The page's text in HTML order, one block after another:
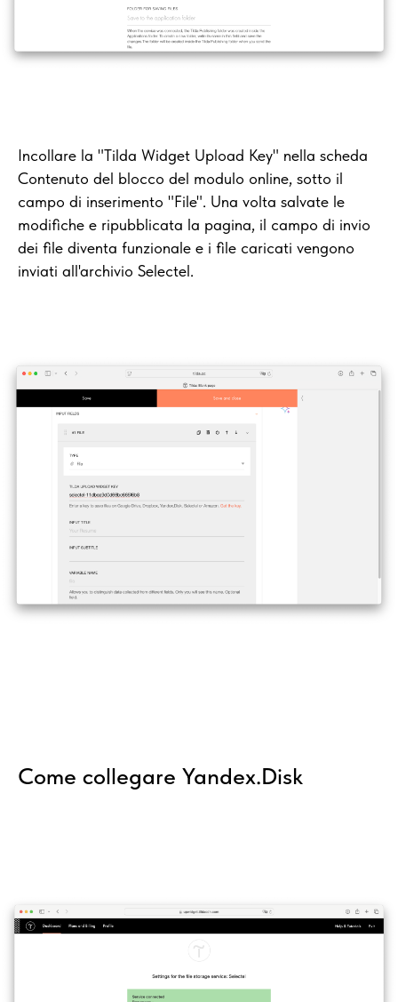
Incollare la "Tilda Widget Upload Key" nella scheda
Contenuto del blocco del modulo online, sotto il
campo di inserimento "File". Una volta salvate le
modifiche e ripubblicata la pagina, il campo di invio
dei file diventa funzionale e i file caricati vengono
inviati all'archivio Selectel.
Come collegare Yandex.Disk